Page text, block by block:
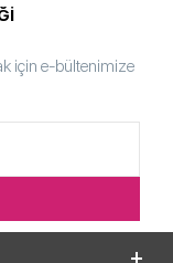
için e-bültenimize